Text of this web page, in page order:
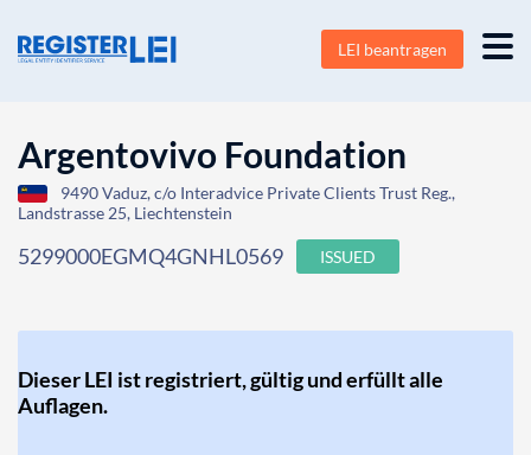
LEI beantragen
Argentovivo Foundation
9490 Vaduz, c/o Interadvice Private Clients Trust Reg.,
Landstrasse 25, Liechtenstein
5299000EGMQ4GNHL0569 ISSUED
Dieser LEI ist registriert, gültig und erfüllt alle
Auflagen.